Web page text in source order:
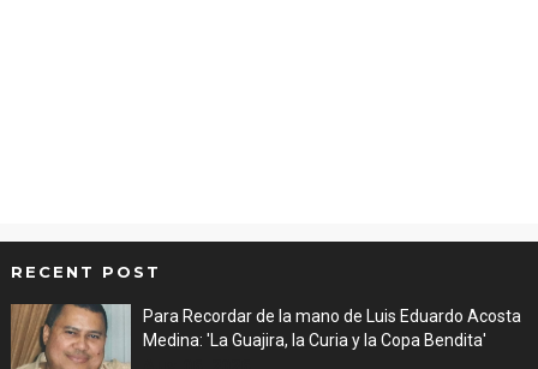
RECENT POST
Para Recordar de la mano de Luis Eduardo Acosta
Medina: 'La Guajira, la Curia y la Copa Bendita'